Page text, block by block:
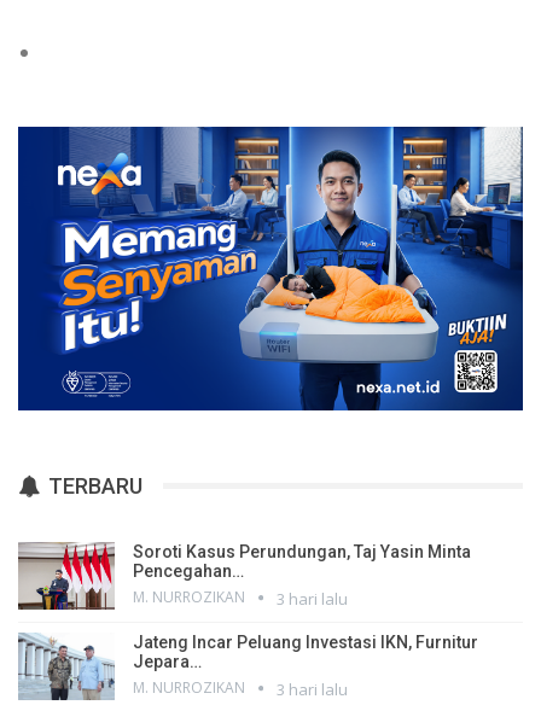
TERBARU
Soroti Kasus Perundungan, Taj Yasin Minta
Pencegahan…
M. NURROZIKAN 3 hari lalu
Jateng Incar Peluang Investasi IKN, Furnitur
Jepara…
M. NURROZIKAN 3 hari lalu